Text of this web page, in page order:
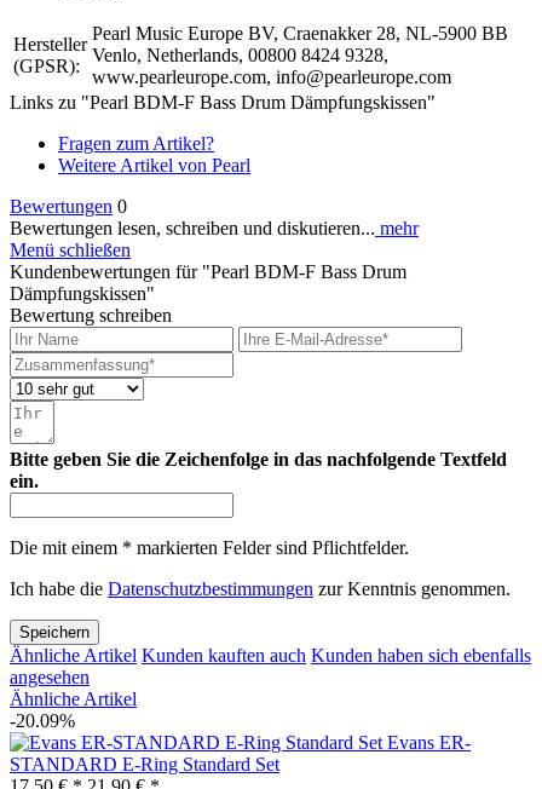
Hersteller
(GPSR):
Pearl Music Europe BV, Craenakker 28, NL-5900 BB
Venlo, Netherlands, 00800 8424 9328,
www.pearleurope.com, info@pearleurope.com
Links zu "Pearl BDM-F Bass Drum Dämpfungskissen"
Fragen zum Artikel?
Weitere Artikel von Pearl
Bewertungen 0
Bewertungen lesen, schreiben und diskutieren... mehr
Menü schließen
Kundenbewertungen für "Pearl BDM-F Bass Drum
Dämpfungskissen"
Bewertung schreiben
Bitte geben Sie die Zeichenfolge in das nachfolgende Textfeld
ein.
Die mit einem * markierten Felder sind Pflichtfelder.
Ich habe die Datenschutzbestimmungen zur Kenntnis genommen.
Speichern
Ähnliche Artikel Kunden kauften auch Kunden haben sich ebenfalls
angesehen
Ähnliche Artikel
-20.09%
Evans ER-
STANDARD E-Ring Standard Set